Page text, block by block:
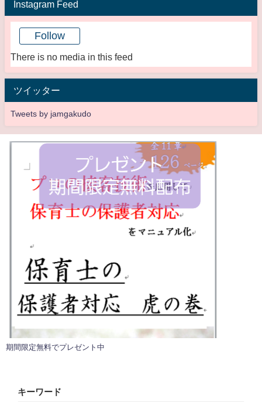
Instagram Feed
Follow
There is no media in this feed
ツイッター
Tweets by jamgakudo
期間限定無料でプレゼント中
キーワード